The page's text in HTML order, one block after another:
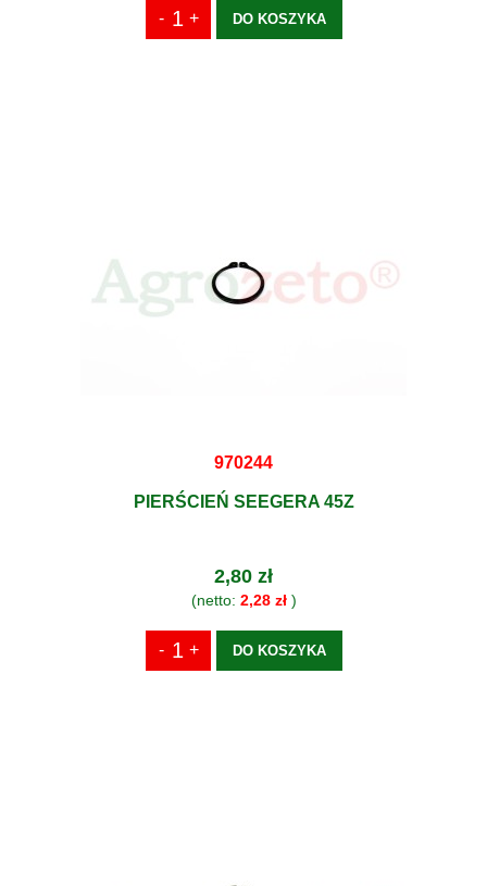
DO KOSZYKA
970244
PIERŚCIEŃ SEEGERA 45Z
2,80 zł
(netto: 2,28 zł)
DO KOSZYKA